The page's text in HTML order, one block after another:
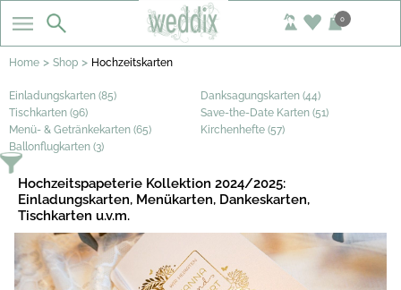
0
Home > Shop > Hochzeitskarten
Einladungskarten (85)
Danksagungskarten (44)
Tischkarten (96)
Save-the-Date Karten (51)
Menü- & Getränkekarten (65)
Kirchenhefte (57)
Ballonflugkarten (3)
Hochzeitspapeterie Kollektion 2024/2025:
Einladungskarten, Menükarten, Dankeskarten,
Tischkarten u.v.m.